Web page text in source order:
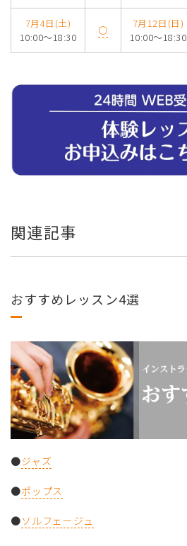
7月4日(土)
10:00～18:30
〇
7月12日(日)
10:00～18:30
関連記事
おすすめレッスン4選
●ジャズ
●ポップス
●ソルフェージュ